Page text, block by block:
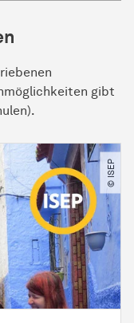
gibt
© ISEP